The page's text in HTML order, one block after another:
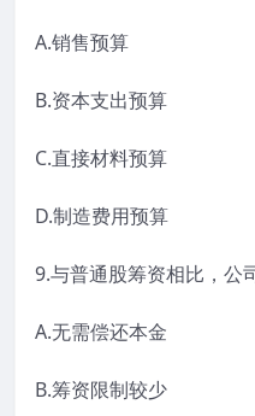
A.销售预算
B.资本支出预算
C.直接材料预算
D.制造费用预算
9.与普通股筹资相比，公
A.无需偿还本金
B.筹资限制较少